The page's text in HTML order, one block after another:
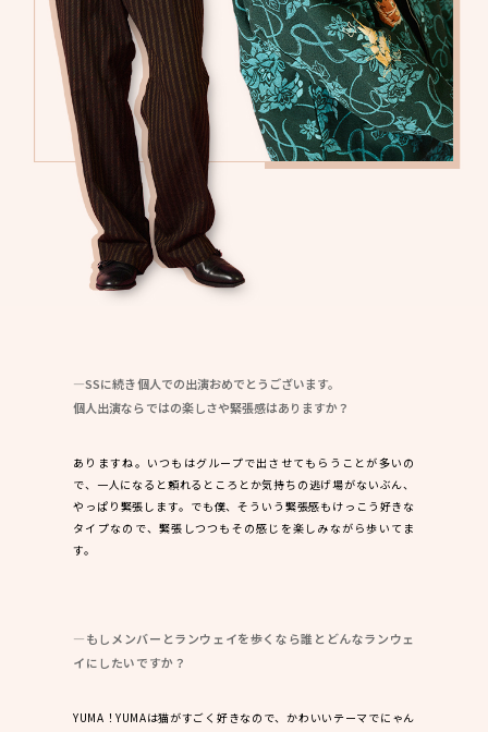
―SSに続き個人での出演おめでとうございます。
個人出演ならではの楽しさや緊張感はありますか？
ありますね。いつもはグループで出させてもらうことが多いの
で、一人になると頼れるところとか気持ちの逃げ場がないぶん、
やっぱり緊張します。でも僕、そういう緊張感もけっこう好きな
タイプなので、緊張しつつもその感じを楽しみながら歩いてま
す。
―もしメンバーとランウェイを歩くなら誰とどんなランウェ
イにしたいですか？
YUMA！YUMAは猫がすごく好きなので、かわいいテーマでにゃん